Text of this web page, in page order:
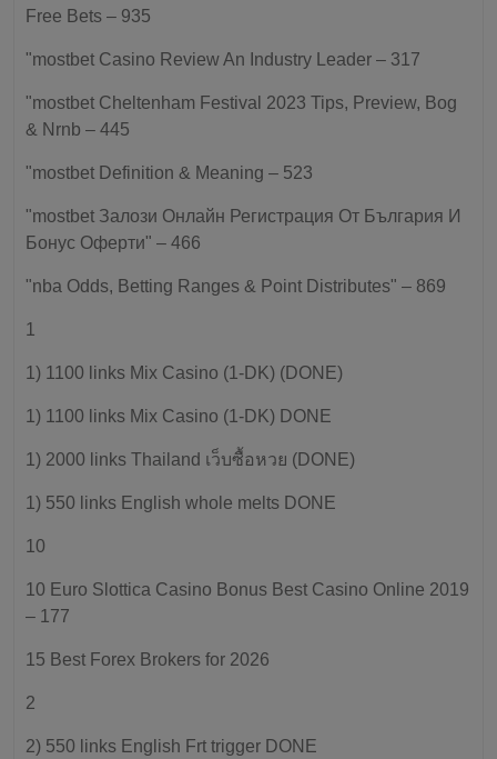
Free Bets – 935
"mostbet Casino Review An Industry Leader – 317
"mostbet Cheltenham Festival 2023 Tips, Preview, Bog
& Nrnb – 445
"mostbet Definition & Meaning – 523
"mostbet Залози Онлайн Регистрация От България И
Бонус Оферти" – 466
"nba Odds, Betting Ranges & Point Distributes" – 869
1
1) 1100 links Mix Casino (1-DK) (DONE)
1) 1100 links Mix Casino (1-DK) DONE
1) 2000 links Thailand เว็บซื้อหวย (DONE)
1) 550 links English whole melts DONE
10
10 Euro Slottica Casino Bonus Best Casino Online 2019
– 177
15 Best Forex Brokers for 2026
2
2) 550 links English Frt trigger DONE